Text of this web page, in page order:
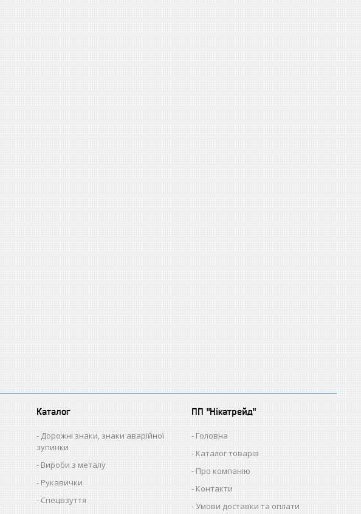
Каталог
Дорожні знаки, знаки аварійної
зупинки
Вироби з металу
Рукавички
Спецвзуття
ПП "Нікатрейд"
Головна
Каталог товарів
Про компанію
Контакти
Умови доставки та оплати